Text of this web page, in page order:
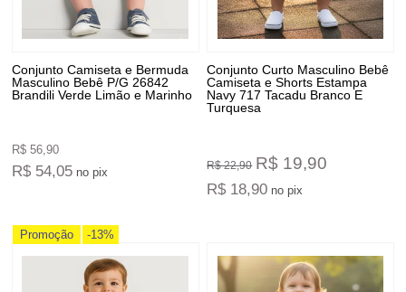
Conjunto Camiseta e Bermuda
Masculino Bebê P/G 26842
Brandili Verde Limão e Marinho
R$ 56,90
R$ 54,05 no pix
Conjunto Curto Masculino Bebê
Camiseta e Shorts Estampa
Navy 717 Tacadu Branco E
Turquesa
R$ 22,90 R$ 19,90
R$ 18,90 no pix
Promoção -13%